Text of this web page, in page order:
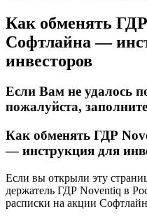
Как обменять
Софтлайна —
инвесторов
Если Вам не удалось
пожалуйста,
Как обменять ГДР
— инструкция для
Если вы открыли эту
держатель ГДР Noventiq в
расписки на акции